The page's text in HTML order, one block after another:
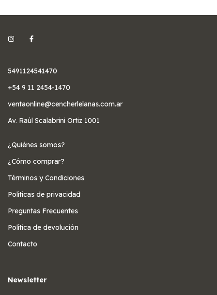
5491124541470
+54 9 11 2454-1470
ventaonline@cencherlelanas.com.ar
Av. Raúl Scalabrini Ortiz 1001
¿Quiénes somos?
¿Cómo comprar?
Términos y Condiciones
Politicas de privacidad
Preguntas Frecuentes
Política de devolución
Contacto
Newsletter